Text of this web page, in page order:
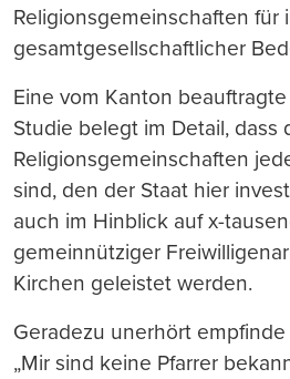
Religionsgemeinschaften für
gesamtgesellschaftlicher
Eine vom Kanton
Studie belegt im Detail, dass
Religionsgemeinschaften
sind, den der Staat hier
auch im Hinblick auf x-
gemeinnütziger
Kirchen geleistet werden.
Geradezu unerhört
„Mir sind keine Pfarrer